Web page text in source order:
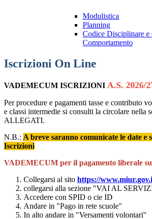
Modulistica
Planning
Codice Disciplinare e
Comportamento
Iscrizioni On Line
VADEMECUM ISCRIZIONI A.S. 2026/
Per procedure e pagamenti tasse e contributo
e classi intermedie si consulti la circolare nella
ALLEGATI.
N.B.: A breve saranno comunicate le date e
Iscrizioni
VADEMECUM per il pagamento liberale
Collegarsi al sito https://
collegarsi alla sezione "VAI AL
Accedere con SPID o cie ID
Andare in "Pago in rete scuole"
In alto andare in "Versamenti volontari"